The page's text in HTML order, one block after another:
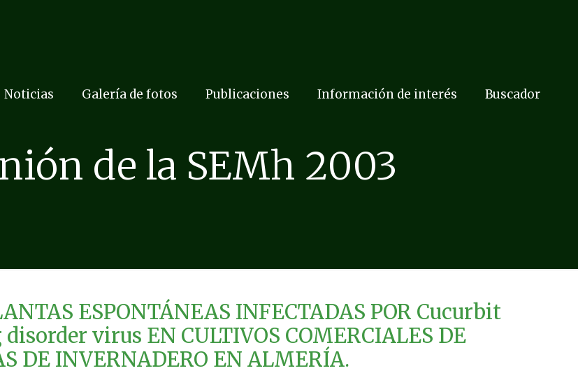
Noticias Galería de fotos Publicaciones Información de interés Buscador
de la SEMh 2003
ESPONTÁNEAS INFECTADAS POR Cucurbit
virus EN CULTIVOS COMERCIALES DE
DE INVERNADERO EN ALMERÍA.